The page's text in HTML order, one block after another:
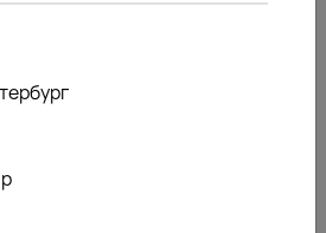
отличный вариант для тех, кто
и свежесть живых
Цветы из этой подборки
и подчеркнут настроение
особого момента. Выберите